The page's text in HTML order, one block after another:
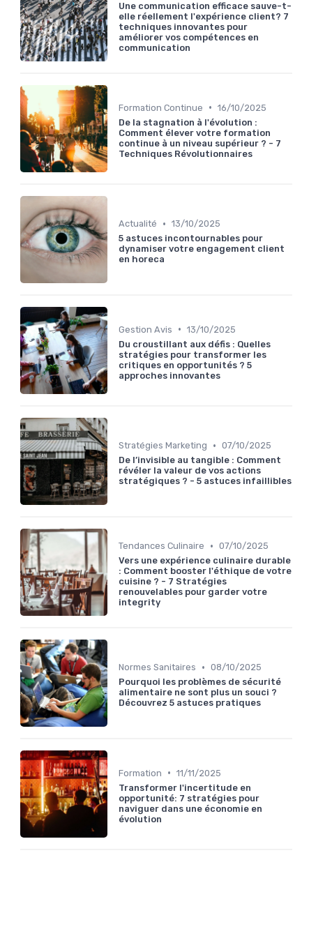
Une communication efficace sauve-t-
elle réellement l'expérience client? 7
techniques innovantes pour
améliorer vos compétences en
communication
Formation Continue • 16/10/2025
De la stagnation à l'évolution :
Comment élever votre formation
continue à un niveau supérieur ? - 7
Techniques Révolutionnaires
Actualité • 13/10/2025
5 astuces incontournables pour
dynamiser votre engagement client
en horeca
Gestion Avis • 13/10/2025
Du croustillant aux défis : Quelles
stratégies pour transformer les
critiques en opportunités ? 5
approches innovantes
Stratégies Marketing • 07/10/2025
De l’invisible au tangible : Comment
révéler la valeur de vos actions
stratégiques ? - 5 astuces infaillibles
Tendances Culinaire • 07/10/2025
Vers une expérience culinaire durable
: Comment booster l'éthique de votre
cuisine ? - 7 Stratégies
renouvelables pour garder votre
integrity
Normes Sanitaires • 08/10/2025
Pourquoi les problèmes de sécurité
alimentaire ne sont plus un souci ?
Découvrez 5 astuces pratiques
Formation • 11/11/2025
Transformer l'incertitude en
opportunité: 7 stratégies pour
naviguer dans une économie en
évolution